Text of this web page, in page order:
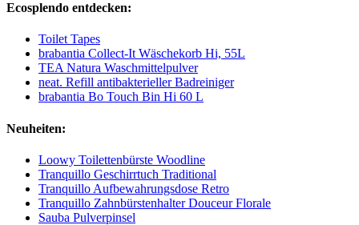
Ecosplendo entdecken:
Toilet Tapes
brabantia Collect-It Wäschekorb Hi, 55L
TEA Natura Waschmittelpulver
neat. Refill antibakterieller Badreiniger
brabantia Bo Touch Bin Hi 60 L
Neuheiten:
Loowy Toilettenbürste Woodline
Tranquillo Geschirrtuch Traditional
Tranquillo Aufbewahrungsdose Retro
Tranquillo Zahnbürstenhalter Douceur Florale
Sauba Pulverpinsel